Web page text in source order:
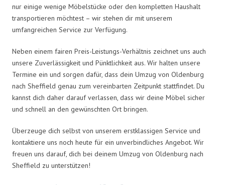
nur einige wenige Möbelstücke oder den kompletten Haushalt
transportieren möchtest – wir stehen dir mit unserem
umfangreichen Service zur Verfügung.
Neben einem fairen Preis-Leistungs-Verhältnis zeichnet uns auch
unsere Zuverlässigkeit und Pünktlichkeit aus. Wir halten unsere
Termine ein und sorgen dafür, dass dein Umzug von Oldenburg
nach Sheffield genau zum vereinbarten Zeitpunkt stattfindet. Du
kannst dich daher darauf verlassen, dass wir deine Möbel sicher
und schnell an den gewünschten Ort bringen.
Überzeuge dich selbst von unserem erstklassigen Service und
kontaktiere uns noch heute für ein unverbindliches Angebot. Wir
freuen uns darauf, dich bei deinem Umzug von Oldenburg nach
Sheffield zu unterstützen!